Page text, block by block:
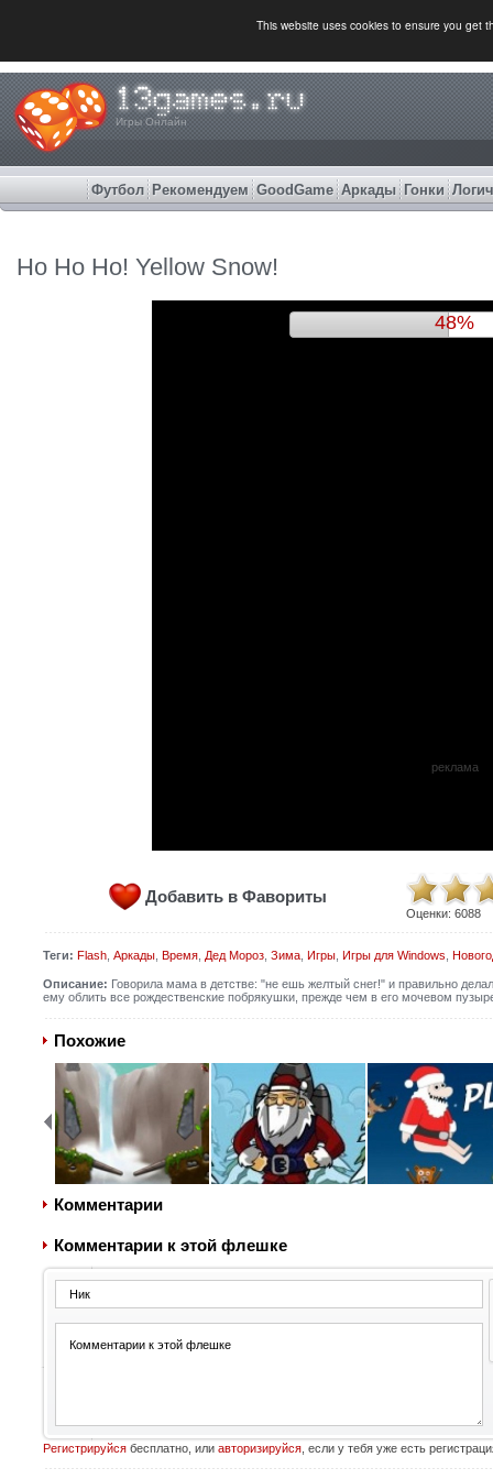
This website uses cookies to ensure you get
Игры Онлайн
Футбол Рекомендуем GoodGame Аркады Гонки
Ho Ho Ho! Yellow Snow!
52%
реклама
Добавить в Фавориты
Оценки: 6088
Теги: Flash, Аркады, Время, Дед Мороз, Зима, Игры, Игры для Windows
Описание: Говорила мама в детстве: "не ешь желтый снег!" и правильно
ему облить все рождественские побрякушки, прежде чем в его мочевом
Похожие
Комментарии
Комментарии к этой флешке
Регистрируйсябесплатно, или авторизируйся, если у тебя уже есть